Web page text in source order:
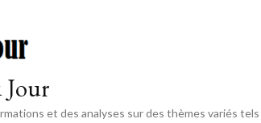
Jour
et des analyses sur des thèmes variés